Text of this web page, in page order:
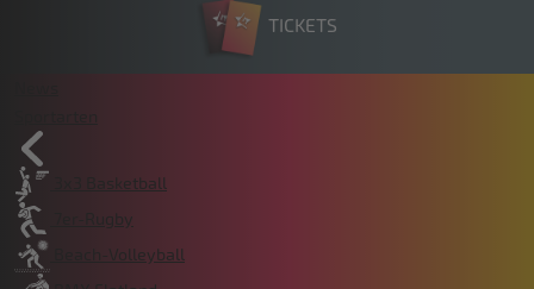
TICKETS
3x3 Basketball
7er-Rugby
Beach-Volleyball